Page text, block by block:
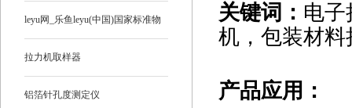
leyu网_乐鱼leyu(中国)国家标准物
质
拉力机取样器
铝箔针孔度测定仪
关键词： 电
机，包装材料
产品应用：